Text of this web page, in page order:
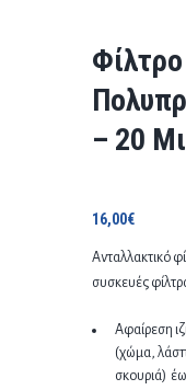
Φίλτρο
– 20
16,00€
Ανταλλακτικό
συσκευές
Αφαίρεση
(χώμα,
σκουριά)